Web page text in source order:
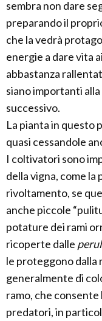
sembra non dare
preparando il
che la vedrà
energie a dare vita
abbastanza
siano importanti
successivo.
La pianta in questo
quasi cessandole
I coltivatori sono
della vigna, come
rivoltamento, se
anche piccole
potature dei rami
ricoperte dalle
le proteggono dalla
generalmente di
ramo, che consente
predatori, in